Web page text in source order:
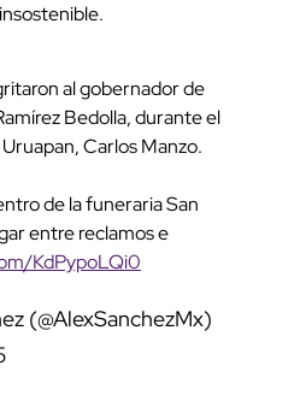
al gobernador de
Bedolla, durante el
Carlos Manzo.
de la funeraria San
entre reclamos e
KdPypoLQi0
(@AlexSanchezMx)